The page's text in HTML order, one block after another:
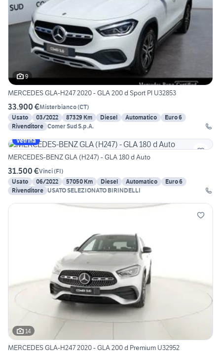
9
MERCEDES GLA-H247 2020 - GLA 200 d Sport Pl U32853
33.900 €Misterbianco(CT)
Usato
03/2022 87329 Km Diesel Automatico
Euro 6
Rivenditore Comer Sud S.p.A.
Vetrina
MERCEDES-BENZ GLA (H247) - GLA 180 d Auto
31.500 €Vinci(FI)
Usato
06/2022 57050 Km Diesel Automatico
Euro 6
Rivenditore USATO SELEZIONATO BIRINDELLI
14
MERCEDES GLA-H247 2020 - GLA 200 d Premium U32952